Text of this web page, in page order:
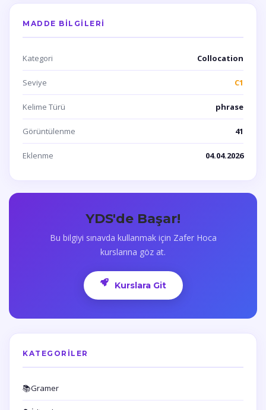
MADDE BILGILERI
Kategori Collocation
Seviye C1
Kelime Türü phrase
Görüntülenme 41
Eklenme 04.04.2026
YDS'de Başar!
Bu bilgiyi sınavda kullanmak için Zafer Hoca
kurslarına göz at.
Kurslara Git
KATEGORILER
📚Gramer